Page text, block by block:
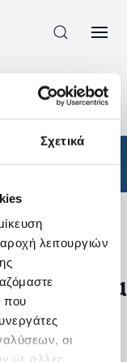
Σχετικά
λειτουργιών
που
οι
με άλλες
/
με τα